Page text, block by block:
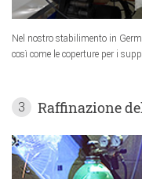
Nel nostro stabilimento in
così come le coperture per i
3 Raffinazione